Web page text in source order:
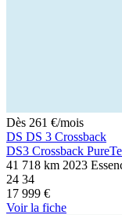
Dès 261 €/mois
DS DS 3 Crossback
DS3 Crossback
41 718 km 2023
24 34
17 999 €
Voirla fiche